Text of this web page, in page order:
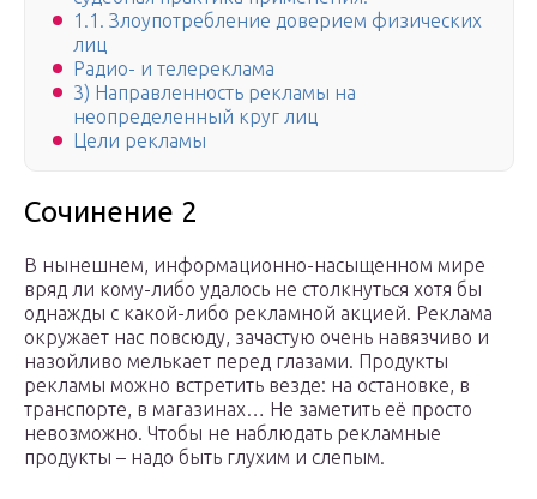
1.1. Злоупотребление доверием физических
лиц
Радио- и телереклама
3) Направленность рекламы на
неопределенный круг лиц
Цели рекламы
Сочинение 2
В нынешнем, информационно-насыщенном мире
вряд ли кому-либо удалось не столкнуться хотя бы
однажды с какой-либо рекламной акцией. Реклама
окружает нас повсюду, зачастую очень навязчиво и
назойливо мелькает перед глазами. Продукты
рекламы можно встретить везде: на остановке, в
транспорте, в магазинах… Не заметить её просто
невозможно. Чтобы не наблюдать рекламные
продукты – надо быть глухим и слепым.